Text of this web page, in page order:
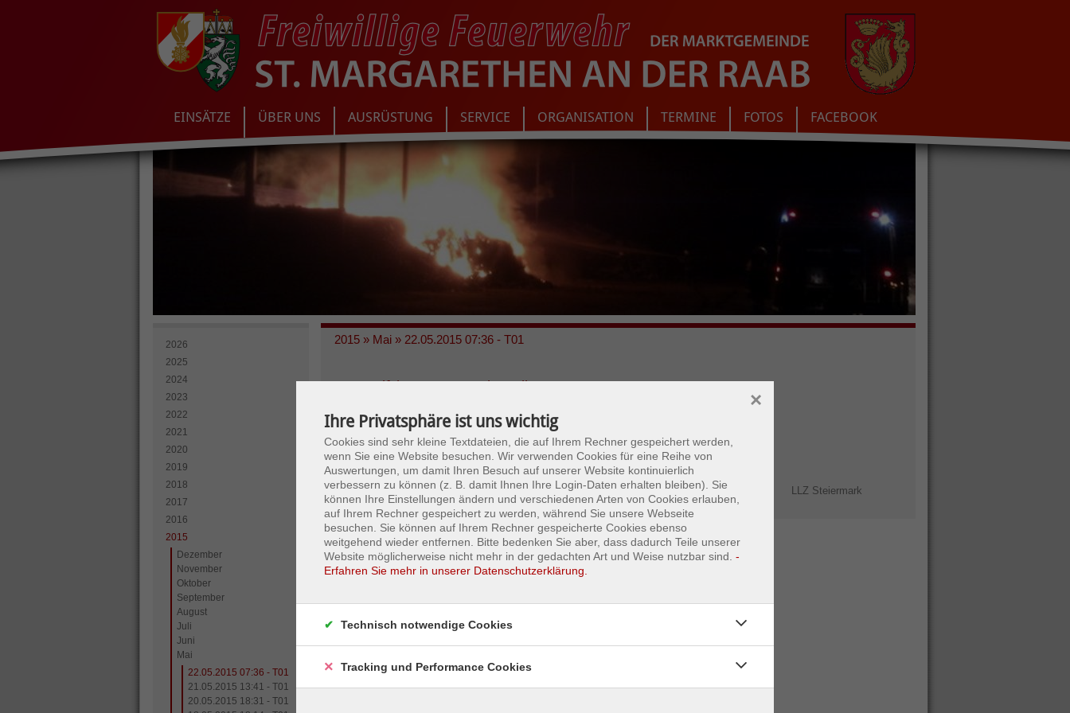
EINSÄTZE ÜBER UNS AUSRÜSTUNG SERVICE ORGANISATION TERMINE FOTOS FACEBOOK
2026
2025
2024
2023
2022
2021
2020
2019
2018
2017
2016
2015
Dezember
November
Oktober
September
August
Juli
Juni
Mai
22.05.2015 07:36 - T01
21.05.2015 13:41 - T01
20.05.2015 18:31 - T01
2015 » Mai » 22.05.2015 07:36 - T01
sonst. Hilfeleistung/ Gerätebeistellung (T01) am 22.05.2015 07:36:48
Einsatzende:
22.05.2015 08:42:00
Alarmstichwort:
sonst. Hilfeleistung/ Gerätebeistellung (T01)
Einsatzort:
FEUERWEHR ST. MARGARETHEN A.D. RAAB
Zusatzinfo:
Alarmierte FW:
St. Margarethen a.d. Raab Leitstelle: LLZ Steiermark
Ihre Privatsphäre ist uns wichtig
Cookies sind sehr kleine Textdateien, die auf Ihrem Rechner gespeichert werden,
wenn Sie eine Website besuchen. Wir verwenden Cookies für eine Reihe von
Auswertungen, um damit Ihren Besuch auf unserer Website kontinuierlich
verbessern zu können (z. B. damit Ihnen Ihre Login-Daten erhalten bleiben). Sie
können Ihre Einstellungen ändern und verschiedenen Arten von Cookies erlauben,
auf Ihrem Rechner gespeichert zu werden, während Sie unsere Webseite
besuchen. Sie können auf Ihrem Rechner gespeicherte Cookies ebenso
weitgehend wieder entfernen. Bitte bedenken Sie aber, dass dadurch Teile unserer
Website möglicherweise nicht mehr in der gedachten Art und Weise nutzbar sind. -
Erfahren Sie mehr in unserer Datenschutzerklärung.
×
Technisch notwendige Cookies
Tracking und Performance Cookies